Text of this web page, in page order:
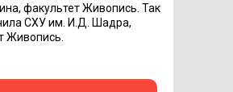
факультет Живопись. Так
СХУ им. И.Д. Шадра,
Живопись.